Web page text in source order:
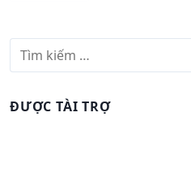
iĐƯỢC TÀI TRỢ